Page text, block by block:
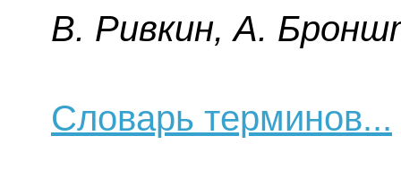
B. Pивкин, A.
Словарь терминов...